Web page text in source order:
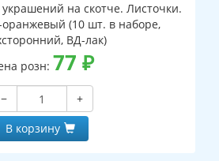
на скотче. Листочки.
оранжевый (10 шт. в наборе,
ВД-лак)
розн: 77 ₽
−
+
В корзину